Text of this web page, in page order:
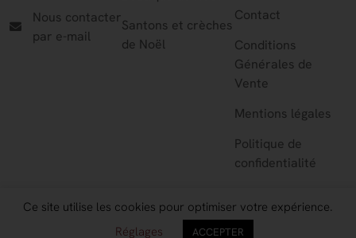
Nous contacter
par e-mail
Santons et crèches
de Noël
Contact
Conditions
Générales de
Vente
Mentions légales
Politique de
confidentialité
© Copyright 2026 Prestaloc – Tous droits réservés.
Ce site utilise les cookies pour optimiser votre expérience.
Réglages
ACCEPTER